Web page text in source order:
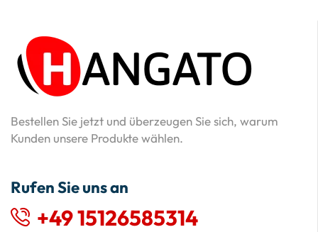
Bestellen Sie jetzt und überzeugen Sie sich, warum
Kunden unsere Produkte wählen.
Rufen Sie uns an
+49 15126585314